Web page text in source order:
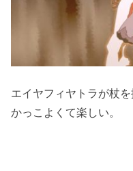
エイヤフィヤトラが杖
かっこよくて楽しい。